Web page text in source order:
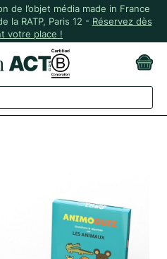
de l’objet média made in France
la RATP, Paris 12 - Réservez dès
votre place !
SUR LES ANIMAUX